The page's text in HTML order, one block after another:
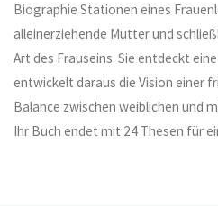
Biographie Stationen eines
alleinerziehende Mutter und
Art des Frauseins. Sie entdeckt
entwickelt daraus die Vision einer
Balance zwischen weiblichen und
Ihr Buch endet mit 24 Thesen für